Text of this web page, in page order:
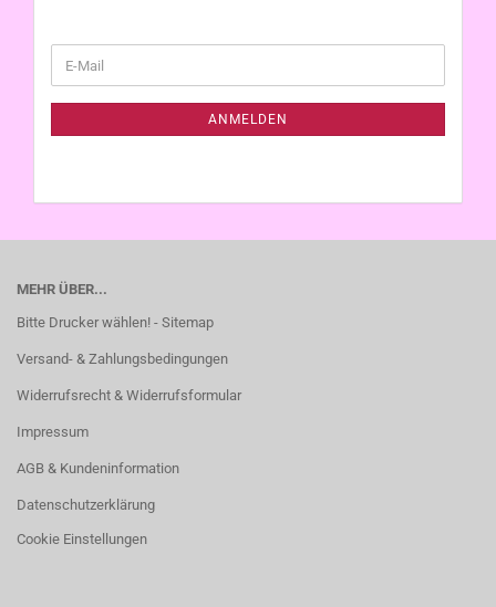
ZUR
E-
Mail
ANMELDEN
MEHR ÜBER...
Bitte Drucker wählen! - Sitemap
Versand- & Zahlungsbedingungen
Widerrufsrecht & Widerrufsformular
Impressum
AGB & Kundeninformation
Datenschutzerklärung
Cookie Einstellungen